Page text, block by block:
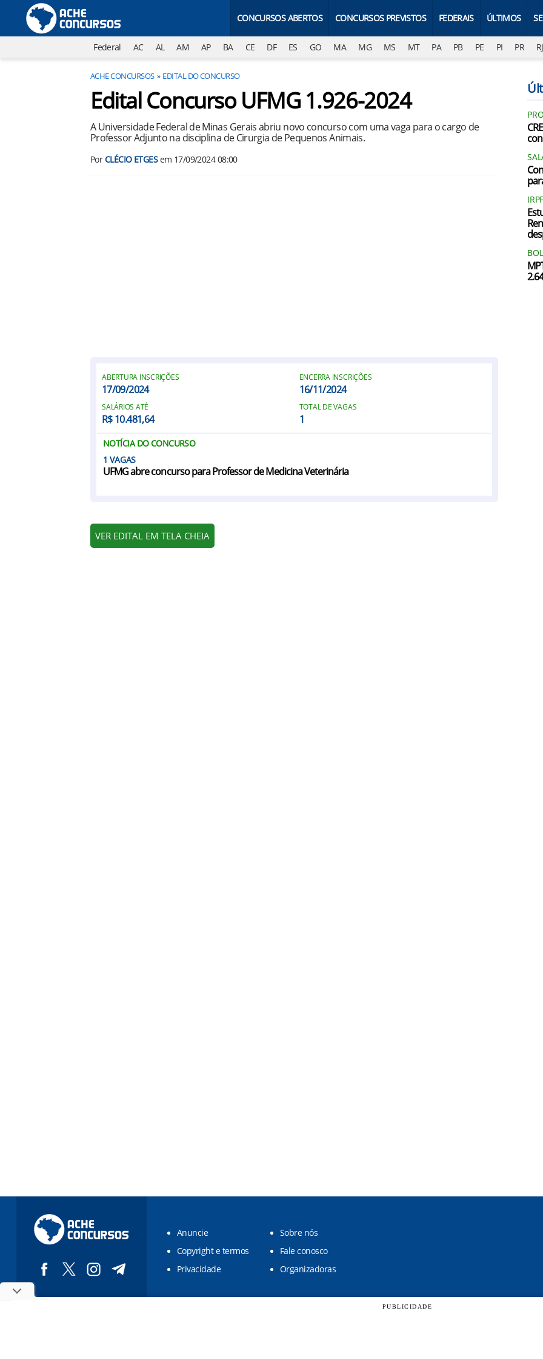
CONCURSOS ABERTOS CONCURSOS PREVISTOS FEDERAIS ÚLTIMOS
Federal AC AL AM AP BA CE DF ES GO MA MG MS MT PA PB PE PI PR RJ
ACHE CONCURSOS EDITAL DO CONCURSO
Edital Concurso UFMG 1.926-2024
A Universidade Federal de Minas Gerais abriu novo concurso com uma vaga para o cargo de
Professor Adjunto na disciplina de Cirurgia de Pequenos Animais.
PorCLÉCIO ETGESem 17/09/2024 08:00
ABERTURA INSCRIÇÕES
17/09/2024
ENCERRA INSCRIÇÕES
16/11/2024
SALÁRIOS ATÉ
R$ 10.481,64
TOTAL DE VAGAS
1
NOTÍCIA DO CONCURSO
1
UFMG abre concurso para Professor de Medicina Veterinária
VER EDITAL EM TELA CHEIA
Anuncie
Sobre nós
Copyright e termos
Fale conosco
Privacidade
Organizadoras
PUBLICIDADE